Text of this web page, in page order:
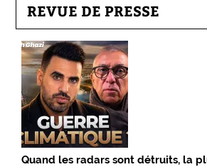
REVUE DE PRESSE
Quand les radars sont détruits, la